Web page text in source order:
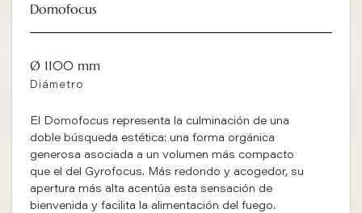
Domofocus
Ø 1100 mm
Diámetro
El Domofocus representa la culminación de una
doble búsqueda estética: una forma orgánica
generosa asociada a un volumen más compacto
que el del Gyrofocus. Más redondo y acogedor, su
apertura más alta acentúa esta sensación de
bienvenida y facilita la alimentación del fuego.